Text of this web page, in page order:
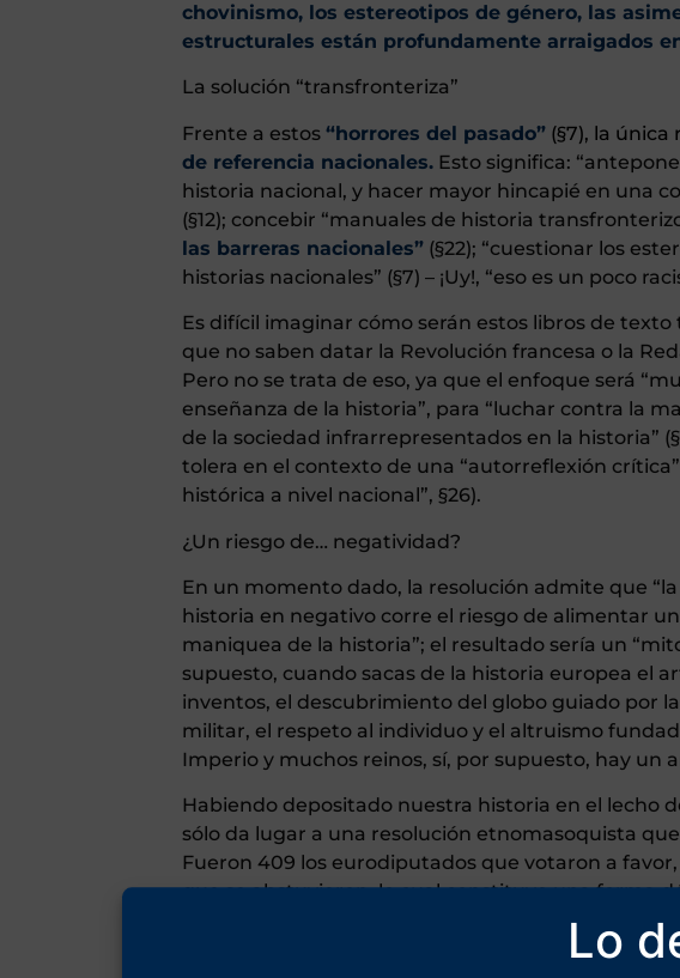
Lo
chovinismo, los estereotipos de género, las
estructurales están profundamente arraigados
La solución “transfronteriza”
Frente a estos “horrores del pasado” (§7), la
de referencia nacionales. Esto significa:
historia nacional, y hacer mayor hincapié en una
(§12); concebir “manuales de historia
las barreras nacionales” (§22); “cuestionar los
historias nacionales” (§7) – ¡Uy!, “eso es un poco
Es difícil imaginar cómo serán estos libros de
que no saben datar la Revolución francesa o la
Pero no se trata de eso, ya que el enfoque será
enseñanza de la historia”, para “luchar contra la
de la sociedad infrarrepresentados en la historia”
tolera en el contexto de una “autorreflexión
histórica a nivel nacional”, §26).
¿Un riesgo de… negatividad?
En un momento dado, la resolución admite que
historia en negativo corre el riesgo de alimentar
maniquea de la historia”; el resultado sería un
supuesto, cuando sacas de la historia europea el
inventos, el descubrimiento del globo guiado por
militar, el respeto al individuo y el altruismo
Imperio y muchos reinos, sí, por supuesto, hay un
Habiendo depositado nuestra historia en el lecho
sólo da lugar a una resolución etnomasoquista
Fueron 409 los eurodiputados que votaron a
que se abstuvieron, lo cual constituye una forma
texto sin molestar a Sabine Verheyen: pertenecen
vileza del texto, que convierte al hombre blanco